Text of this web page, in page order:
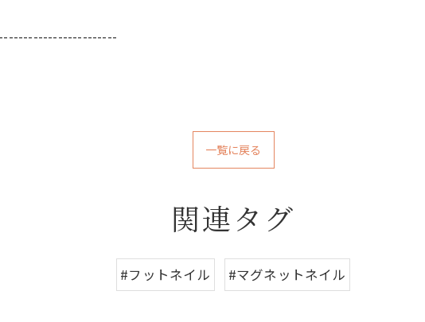
一覧に戻る
関連タグ
#フットネイル #マグネットネイル